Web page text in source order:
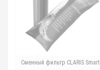
Сменный фильтр CLARIS Smart